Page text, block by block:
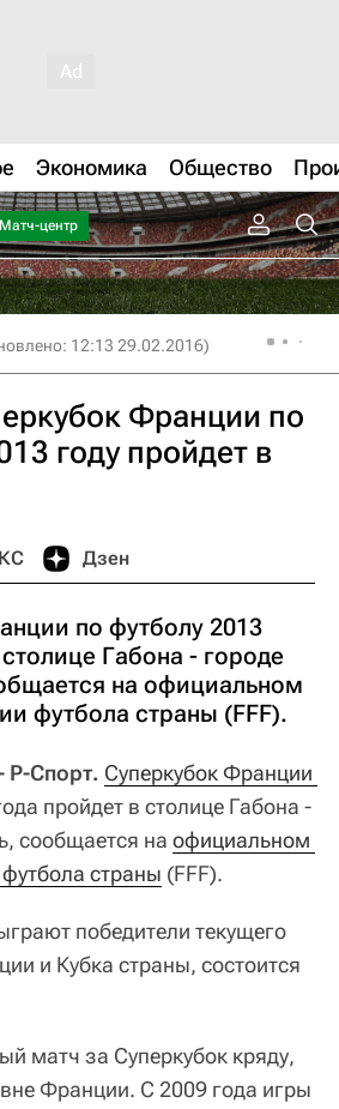
Экономика Общество
Матч-центр
12:13 29.02.2016)
Франции по
году пройдет в
Дзен
по футболу 2013
Габона - городе
на официальном
футбола страны (FFF).
Р-Спорт. Суперкубок Франции
пройдет в столице Габона -
сообщается на официальном
страны (FFF).
победители текущего
и Кубка страны, состоится
матч за Суперкубок кряду,
Франции. С 2009 года игры